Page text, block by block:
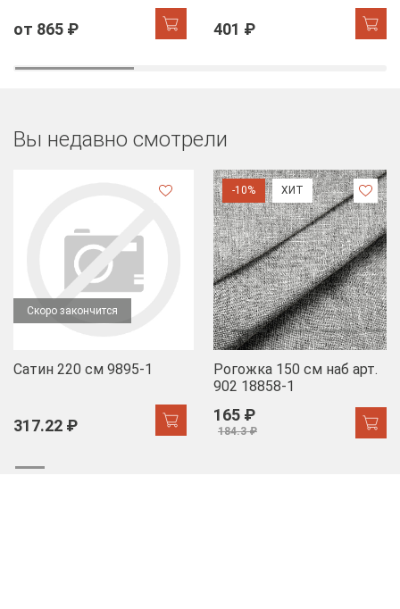
от 865 ₽ 401 ₽
Вы недавно смотрели
Скоро закончится
Сатин 220 см 9895-1
317.22 ₽
-10% ХИТ
Рогожка 150 см наб арт.
902 18858-1
165 ₽
184.3 ₽